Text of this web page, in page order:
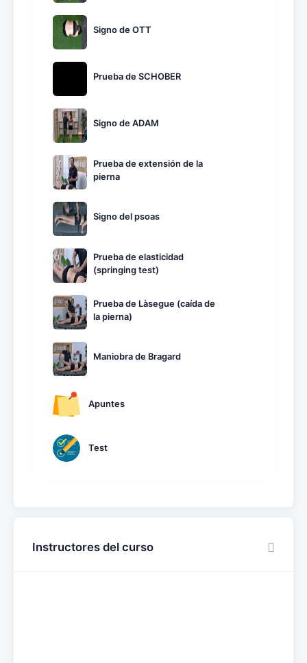
Signo de OTT
Prueba de SCHOBER
Signo de ADAM
Prueba de extensión de la
pierna
Signo del psoas
Prueba de elasticidad
(springing test)
Prueba de Làsegue (caída de
la pierna)
Maniobra de Bragard
Apuntes
Test
Instructores del curso